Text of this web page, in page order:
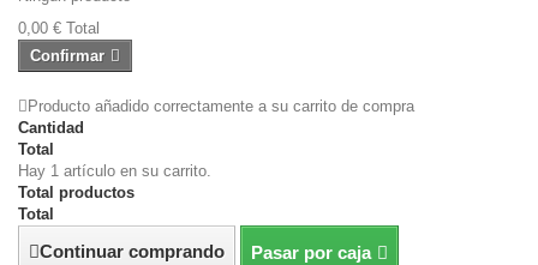
0,00 € Total
Confirmar
Producto añadido correctamente a su carrito de compra
Cantidad
Total
Hay 1 artículo en su carrito.
Total productos
Total
Continuar comprando Pasar por caja